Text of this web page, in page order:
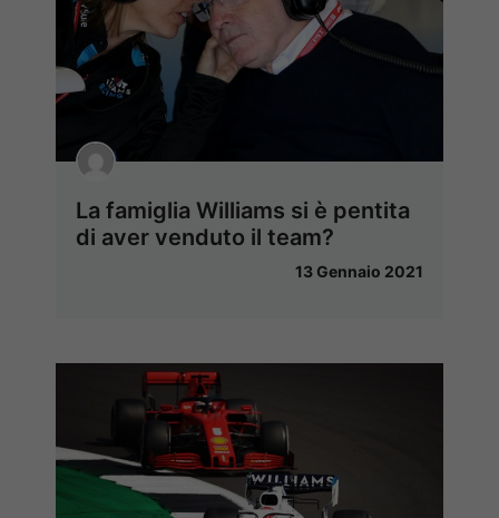
La famiglia Williams si è pentita
di aver venduto il team?
13 Gennaio 2021